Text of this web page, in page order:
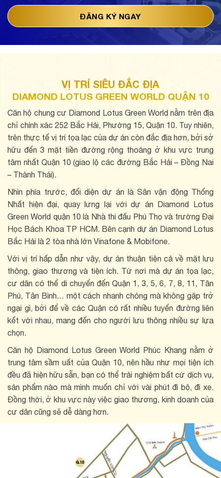
VỊ TRÍ SIÊU ĐẮC ĐỊA
DIAMOND LOTUS GREEN WORLD QUẬN 10
Căn hộ chung cư Diamond Lotus Green World nằm trên địa
chỉ chính xác 252 Bắc Hải, Phường 15, Quận 10. Tuy nhiên,
trên thực tế vị trí tọa lạc của dự án còn đắc địa hơn, bởi sở
hữu đến 3 mặt tiền đường rộng thoáng ở khu vực trung
tâm nhất Quận 10 (giao lộ các đường Bắc Hải – Đồng Nai
– Thành Thái).
Nhìn phía trước, đối diện dự án là Sân vận động Thống
Nhất hiện đại, quay lưng lại với dự án Diamond Lotus
Green World quận 10 là Nhà thi đấu Phú Thọ và trường Đại
Học Bách Khoa TP HCM. Bên cạnh dự án Diamond Lotus
Bắc Hải là 2 tòa nhà lớn Vinafone & Mobifone.
Với vị trí hấp dẫn như vậy, dự án thuận tiện cả về mặt lưu
thông, giao thương và tiện ích. Từ nơi mà dự án tọa lạc,
cư dân có thể di chuyển đến Quận 1, 3, 5, 6, 7, 8, 11, Tân
Phú, Tân Bình… một cách nhanh chóng mà không gặp trở
ngại gì, bởi để về các Quận có rất nhiều tuyến đường liên
kết với nhau, mang đến cho người lưu thông nhiều sự lựa
chọn.
Căn hộ Diamond Lotus Green World Phúc Khang nằm ở
trung tâm sầm uất của Quận 10, nên hầu như mọi tiện ích
đều đã hiện hữu sẵn, bạn có thể trải nghiệm bất cứ dịch vụ,
sản phẩm nào mà mình muốn chỉ với vài phút đi bộ, đi xe.
Đồng thời, ở khu vực này việc giao thương, kinh doanh của
cư dân cũng sẽ dễ dàng hơn.